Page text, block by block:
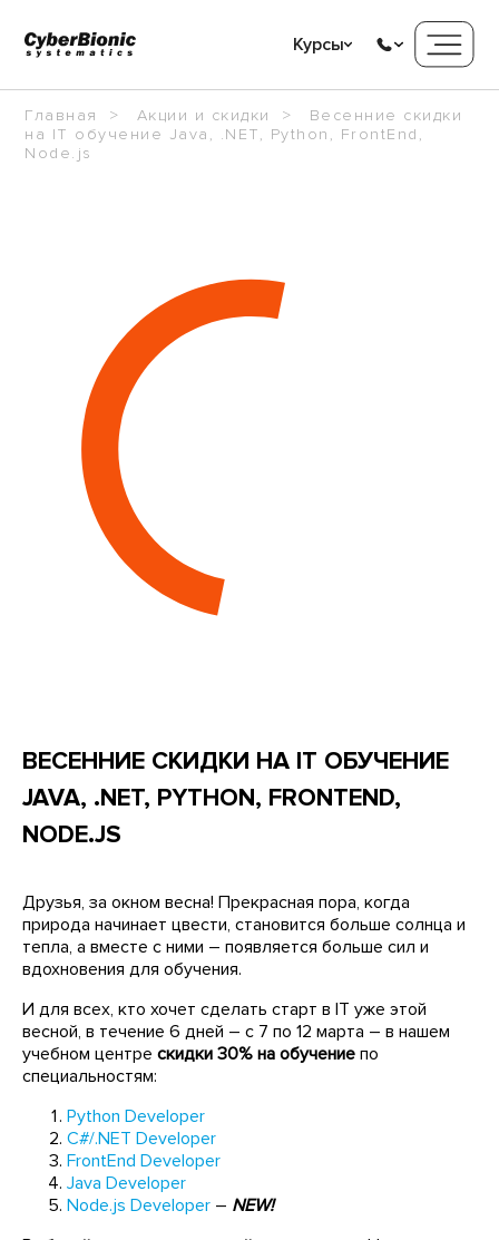
Курсы
Главная Акции и скидки
Весенние скидки
на IT обучение Java, .NET, Python, FrontEnd,
Node.js
ВЕСЕННИЕ СКИДКИ НА IT ОБУЧЕНИЕ
JAVA, .NET, PYTHON, FRONTEND,
NODE.JS
Друзья, за окном весна! Прекрасная пора, когда
природа начинает цвести, становится больше солнца и
тепла, а вместе с ними – появляется больше сил и
вдохновения для обучения.
И для всех, кто хочет сделать старт в IT уже этой
весной, в течение 6 дней – с 7 по 12 марта – в нашем
учебном центре скидки 30% на обучение по
специальностям:
Python Developer
C#/.NET Developer
FrontEnd Developer
Java Developer
Node.js Developer – NEW!